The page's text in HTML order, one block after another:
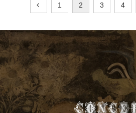
1 2 3 4